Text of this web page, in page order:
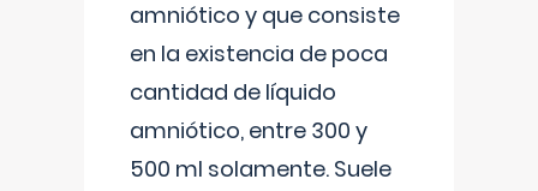
amniótico y que consiste
en la existencia de poca
cantidad de líquido
amniótico, entre 300 y
500 ml solamente. Suele